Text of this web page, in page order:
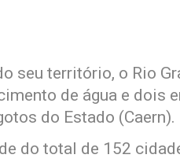
seu território, o Rio
de água e dois
do Estado (Caern).
do total de 152